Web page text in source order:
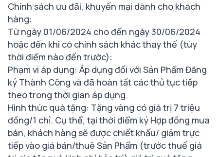
Chính sách ưu đãi, khuyến mại dành cho khách
hàng:
Từ ngày 01/06/2024 cho đến ngày 30/06/2024
hoặc đến khi có chính sách khác thay thế (tùy
thời điểm nào đến trước):
Phạm vi áp dụng: Áp dụng đối với Sản Phẩm Đăng
ký Thành Công và đã hoàn tất các thủ tục tiếp
theo trong thời gian áp dụng.
Hình thức quà tặng: Tặng vàng có giá trị 7 triệu
đồng/1 chỉ. Cụ thể, tại thời điểm ký Hợp đồng mua
bán, khách hàng sẽ được chiết khấu/ giảm trực
tiếp vào giá bán/thuê Sản Phẩm (trước thuế giá